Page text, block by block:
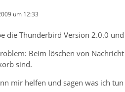
um 12:33
die Thunderbird Version 2.0.0
Beim löschen von
sind.
mir helfen und sagen was ich tun